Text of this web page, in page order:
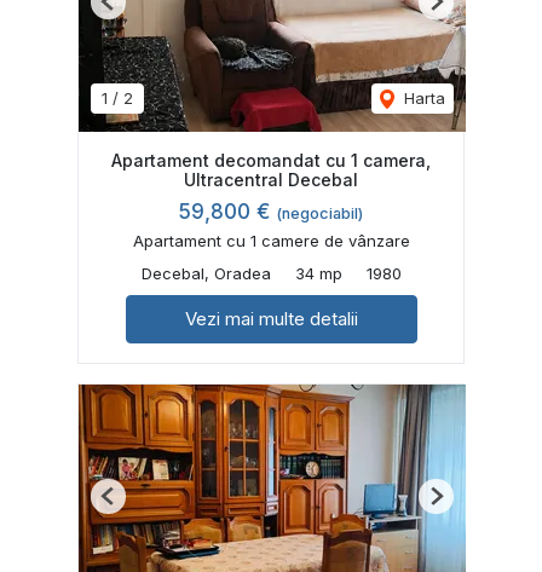
1 / 2 Harta
Previous Next
Apartament decomandat cu 1 camera,
Ultracentral Decebal
59,800 € (negociabil)
Apartament cu 1 camere de vânzare
Decebal, Oradea
34 mp 1980
Vezi mai multe detalii
Previous Next